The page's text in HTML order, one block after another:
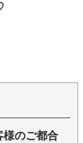
様のご都合